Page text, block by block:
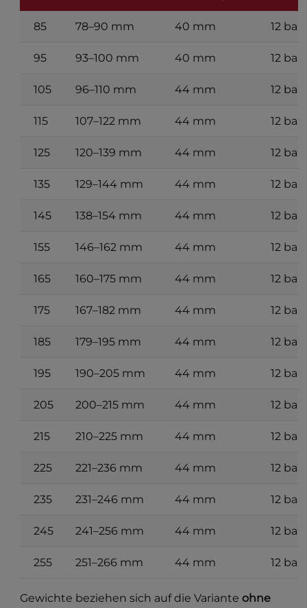
85 78–90 mm 40 mm 12 bar
95 93–100 mm 40 mm 12 bar
105 96–110 mm 44 mm 12 bar
115 107–122 mm 44 mm 12 bar
125 120–139 mm 44 mm 12 bar
135 129–144 mm 44 mm 12 bar
145 138–154 mm 44 mm 12 bar
155 146–162 mm 44 mm 12 bar
165 160–175 mm 44 mm 12 bar
175 167–182 mm 44 mm 12 bar
185 179–195 mm 44 mm 12 bar
195 190–205 mm 44 mm 12 bar
205 200–215 mm 44 mm 12 bar
215 210–225 mm 44 mm 12 bar
225 221–236 mm 44 mm 12 bar
235 231–246 mm 44 mm 12 bar
245 241–256 mm 44 mm 12 bar
255 251–266 mm 44 mm 12 bar
Gewichte beziehen sich auf die Varianteohne